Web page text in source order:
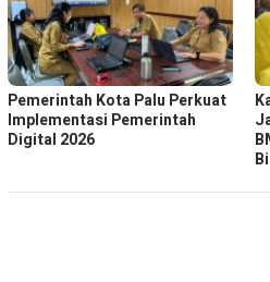
Pemerintah Kota Palu Perkuat
Implementasi Pemerintah
Digital 2026